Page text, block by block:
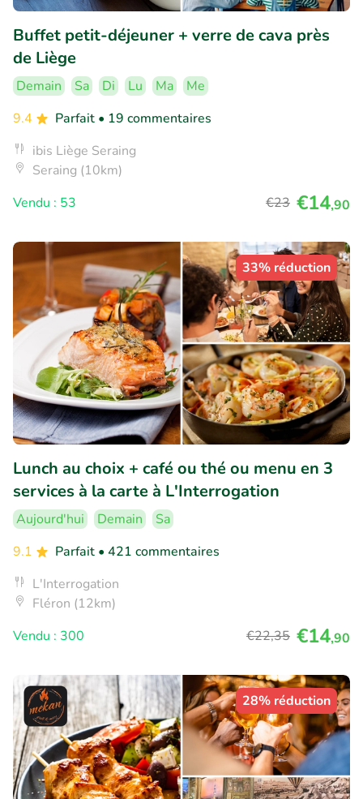
Buffet petit-déjeuner + verre de cava près
de Liège
Demain Sa Di Lu Ma
Me
9.4
Parfait • 19 commentaires
ibis Liège Seraing
Seraing (10km)
Vendu : 53
€23 €14,90
33% réduction
Lunch au choix + café ou thé ou menu en 3
services à la carte à L'Interrogation
Aujourd'hui Demain
Sa
9.1
Parfait • 421 commentaires
L'Interrogation
Fléron (12km)
Vendu : 300
€22,35 €14,90
28% réduction